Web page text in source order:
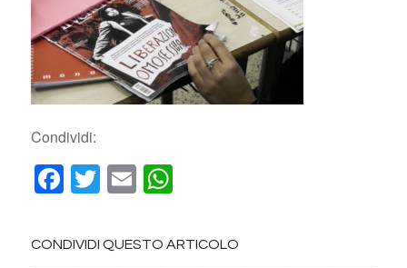
Condividi:
Facebook
Twitter
EmailWhatsApp
CONDIVIDI QUESTO ARTICOLO